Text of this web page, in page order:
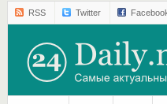
RSS Twitter